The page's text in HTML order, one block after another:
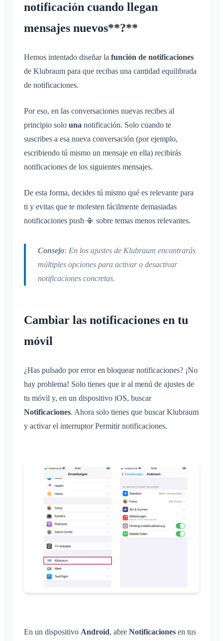
notificación cuando llegan
mensajes nuevos**?**
Hemos intentado diseñar la función de notificaciones
de Klubraum para que recibas una cantidad equilibrada
de notificaciones.
Por eso, en las conversaciones nuevas recibes al
principio solo una notificación. Solo cuando te
suscribes a esa nueva conversación (por ejemplo,
escribiendo tú mismo un mensaje en ella) recibirás
notificaciones de los siguientes mensajes.
De esta forma, decides tú mismo qué es relevante para
ti y evitas que te molesten fácilmente demasiadas
notificaciones push 📳 sobre temas menos relevantes.
Consejo: En los ajustes de Klubraum encontrarás
múltiples opciones para activar o desactivar
notificaciones concretas.
Cambiar las notificaciones en tu
móvil
¿Has pulsado por error en bloquear notificaciones? ¡No
hay problema! Solo tienes que ir al menú de ajustes de
tu móvil y, en un dispositivo iOS, buscar
Notificaciones. Ahora solo tienes que buscar Klubraum
y activar el interruptor Permitir notificaciones.
En un dispositivo Android, abre Notificaciones en tus